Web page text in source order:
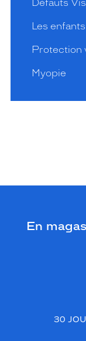
Défauts
Les
Protection
Myopie
En
30